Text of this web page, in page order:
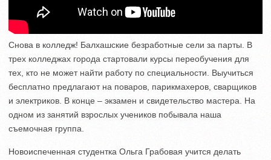
Снова в колледж! Балхашские безработные сели за парты. В
трех колледжах города стартовали курсы переобучения для
тех, кто не может найти работу по специальности. Выучиться
бесплатно предлагают на поваров, парикмахеров, сварщиков
и электриков. В конце – экзамен и свидетельство мастера. На
одном из занятий взрослых учеников побывала наша
съемочная группа.
Новоиспеченная студентка Ольга Грабовая учится делать